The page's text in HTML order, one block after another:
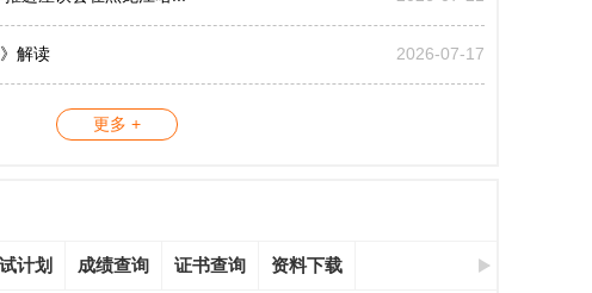
解读 2026-07-17
更多 +
计划 成绩查询 证书查询 资料下载